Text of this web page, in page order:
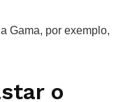
Gama, por exemplo,
o